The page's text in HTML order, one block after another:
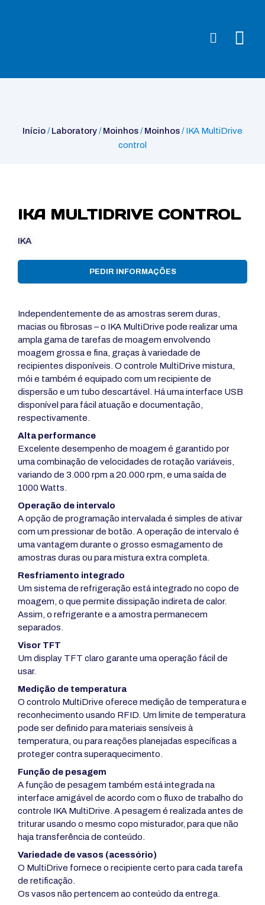
Início/Laboratory/Moinhos/Moinhos/ IKA MultiDrive
control
IKA MULTIDRIVE CONTROL
IKA
PEDIR INFORMAÇÕES
Independentemente de as amostras serem duras,
macias ou fibrosas – o IKA MultiDrive pode realizar uma
ampla gama de tarefas de moagem envolvendo
moagem grossa e fina, graças à variedade de
recipientes disponíveis. O controle MultiDrive mistura,
mói e também é equipado com um recipiente de
dispersão e um tubo descartável. Há uma interface USB
disponível para fácil atuação e documentação,
respectivamente.
Alta performance
Excelente desempenho de moagem é garantido por
uma combinação de velocidades de rotação variáveis,
variando de 3.000 rpm a 20.000 rpm, e uma saída de
1000 Watts.
Operação de intervalo
A opção de programação intervalada é simples de ativar
com um pressionar de botão. A operação de intervalo é
uma vantagem durante o grosso esmagamento de
amostras duras ou para mistura extra completa.
Resfriamento integrado
Um sistema de refrigeração está integrado no copo de
moagem, o que permite dissipação indireta de calor.
Assim, o refrigerante e a amostra permanecem
separados.
Visor TFT
Um display TFT claro garante uma operação fácil de
usar.
Medição de temperatura
O controlo MultiDrive oferece medição de temperatura e
reconhecimento usando RFID. Um limite de temperatura
pode ser definido para materiais sensíveis à
temperatura, ou para reações planejadas específicas a
proteger contra superaquecimento.
Função de pesagem
A função de pesagem também está integrada na
interface amigável de acordo com o fluxo de trabalho do
controle IKA MultiDrive. A pesagem é realizada antes de
triturar usando o mesmo copo misturador, para que não
haja transferência de conteúdo.
Variedade de vasos (acessório)
O MultiDrive fornece o recipiente certo para cada tarefa
de retificação.
Os vasos não pertencem ao conteúdo da entrega.